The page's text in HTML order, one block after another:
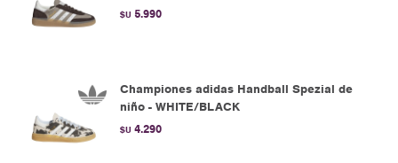
$U 5.990
Championes adidas Handball Spezial de
niño - WHITE/BLACK
$U 4.290